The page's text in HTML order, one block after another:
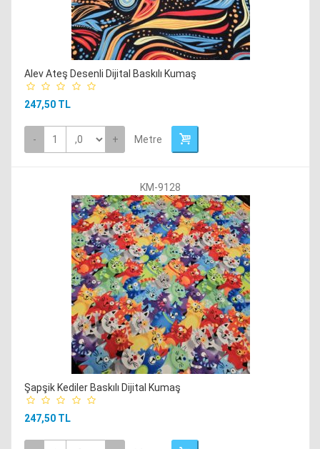
Alev Ateş Desenli Dijital Baskılı Kumaş
247,50 TL
- + Metre
KM-9128
Şapşik Kediler Baskılı Dijital Kumaş
247,50 TL